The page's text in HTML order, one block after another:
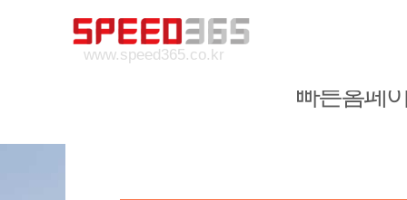
www.speed365.co.kr
빠른홈페